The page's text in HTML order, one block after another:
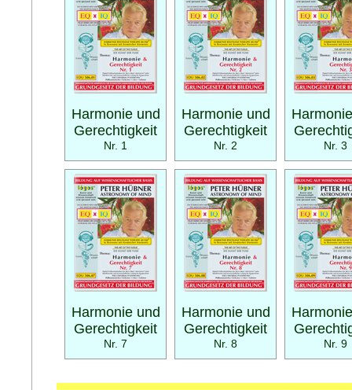
Harmonie und
Gerechtigkeit
Nr. 1
Harmonie und
Gerechtigkeit
Nr. 2 Nr. 3
Harmonie und
Gerechtigkeit
Nr. 7
Harmonie und
Gerechtigkeit
Nr. 8 Nr. 9